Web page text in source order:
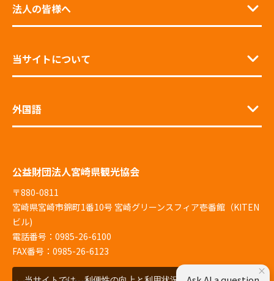
法人の皆様へ
当サイトについて
外国語
公益財団法人宮崎県観光協会
〒880-0811
宮崎県宮崎市錦町1番10号 宮崎グリーンスフィア壱番館（KITEN
ビル)
電話番号：0985-26-6100
FAX番号：0985-26-6123
×